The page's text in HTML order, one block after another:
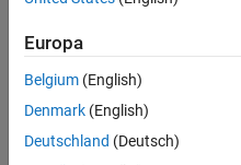
Choose a Test Bench for
Select a generated test bench.
Verify Generated Code
Europa
Belgium (English)
Denmark (English)
Deutschland (Deutsch)